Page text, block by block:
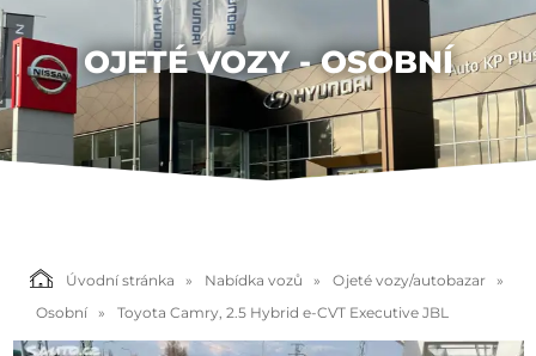
OJETÉ VOZY - OSOBNÍ
Úvodní stránka Nabídka vozů
Ojeté vozy/autobazar
Osobní
Toyota Camry, 2.5 Hybrid e-CVT Executive JBL